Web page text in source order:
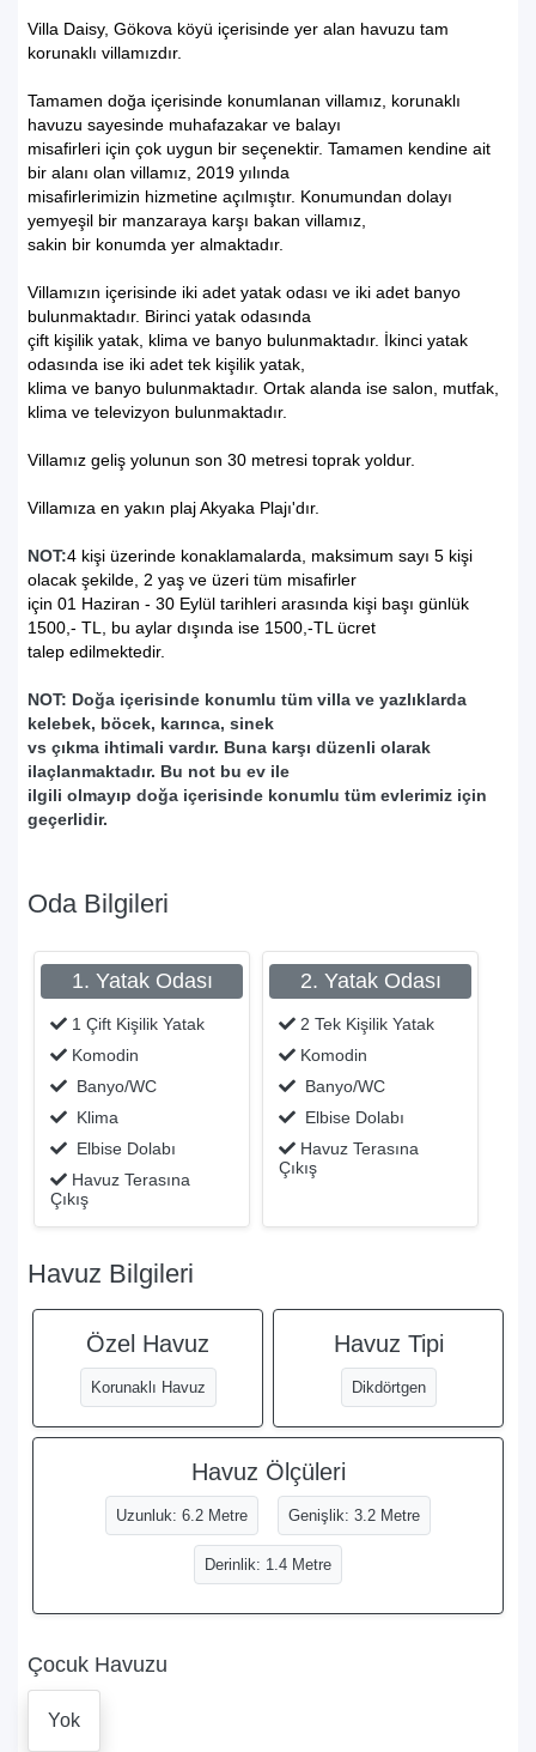
Villa Daisy, Gökova köyü içerisinde yer alan havuzu tam
korunaklı villamızdır.
Tamamen doğa içerisinde konumlanan villamız, korunaklı
havuzu sayesinde muhafazakar ve balayı
misafirleri için çok uygun bir seçenektir. Tamamen kendine ait
bir alanı olan villamız, 2019 yılında
misafirlerimizin hizmetine açılmıştır. Konumundan dolayı
yemyeşil bir manzaraya karşı bakan villamız,
sakin bir konumda yer almaktadır.
Villamızın içerisinde iki adet yatak odası ve iki adet banyo
bulunmaktadır. Birinci yatak odasında
çift kişilik yatak, klima ve banyo bulunmaktadır. İkinci yatak
odasında ise iki adet tek kişilik yatak,
klima ve banyo bulunmaktadır. Ortak alanda ise salon, mutfak,
klima ve televizyon bulunmaktadır.
Villamız geliş yolunun son 30 metresi toprak yoldur.
Villamıza en yakın plaj Akyaka Plajı'dır.
NOT:4 kişi üzerinde konaklamalarda, maksimum sayı 5 kişi
olacak şekilde, 2 yaş ve üzeri tüm misafirler
için 01 Haziran - 30 Eylül tarihleri arasında kişi başı günlük
1500,- TL, bu aylar dışında ise 1500,-TL ücret
talep edilmektedir.
NOT: Doğa içerisinde konumlu tüm villa ve yazlıklarda
kelebek, böcek, karınca, sinek
vs çıkma ihtimali vardır. Buna karşı düzenli olarak
ilaçlanmaktadır. Bu not bu ev ile
ilgili olmayıp doğa içerisinde konumlu tüm evlerimiz için
geçerlidir.
Oda Bilgileri
1. Yatak Odası
1 Çift Kişilik Yatak
Komodin
Banyo/WC
Klima
Elbise Dolabı
Havuz Terasına
Çıkış
2. Yatak Odası
2 Tek Kişilik Yatak
Komodin
Banyo/WC
Elbise Dolabı
Havuz Terasına
Çıkış
Havuz Bilgileri
Özel Havuz
Korunaklı Havuz
Havuz Tipi
Dikdörtgen
Havuz Ölçüleri
Uzunluk: 6.2 Metre Genişlik: 3.2 Metre
Derinlik: 1.4 Metre
Çocuk Havuzu
Yok